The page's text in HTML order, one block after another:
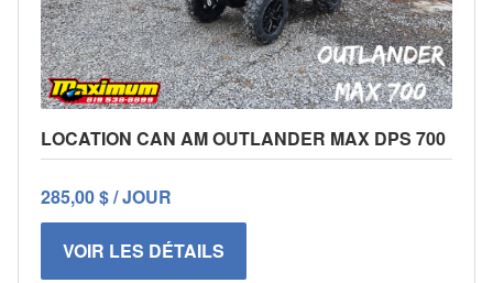
LOCATION CAN AM OUTLANDER MAX DPS 700
285,00 $ / JOUR
VOIR LES DÉTAILS